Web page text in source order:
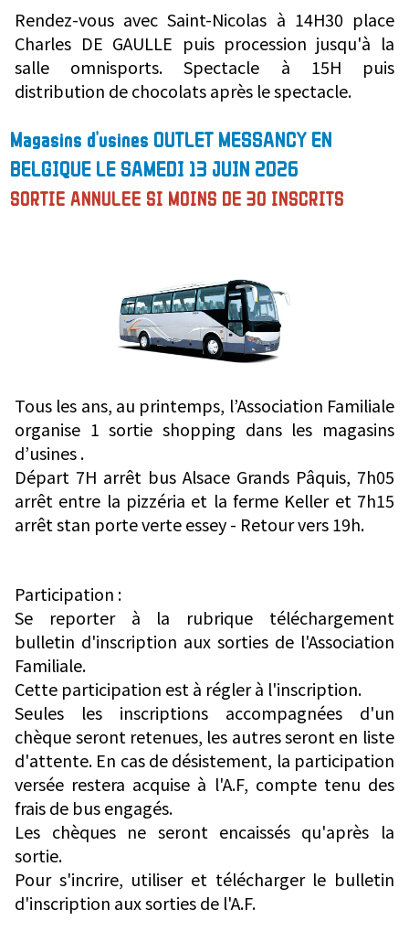
Rendez-vous avec Saint-Nicolas à 14H30 place
Charles DE GAULLE puis procession jusqu'à la
salle omnisports. Spectacle à 15H puis
distribution de chocolats après le spectacle.
Magasins d'usines OUTLET MESSANCY EN
BELGIQUE LE SAMEDI 13 JUIN 2026
SORTIE ANNULEE SI MOINS DE 30 INSCRITS
Tous les ans, au printemps, l’Association Familiale
organise 1 sortie shopping dans les magasins
d’usines .
Départ 7H arrêt bus Alsace Grands Pâquis, 7h05
arrêt entre la pizzéria et la ferme Keller et 7h15
arrêt stan porte verte essey - Retour vers 19h.
Participation :
Se reporter à la rubrique téléchargement
bulletin d'inscription aux sorties de l'Association
Familiale.
Cette participation est à régler à l'inscription.
Seules les inscriptions accompagnées d'un
chèque seront retenues, les autres seront en liste
d'attente. En cas de désistement, la participation
versée restera acquise à l'A.F, compte tenu des
frais de bus engagés.
Les chèques ne seront encaissés qu'après la
sortie.
Pour s'incrire, utiliser et télécharger le bulletin
d'inscription aux sorties de l'A.F.